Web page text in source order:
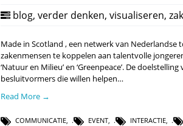
blog, verder denken, visualiseren,
Made in Scotland , een netwerk van
zakenmensen te koppelen aan talentvolle
‘Natuur en Milieu’ en ‘Greenpeace’. De
besluitvormers die willen helpen…
Read More →
COMMUNICATIE, EVENT, INTERACTIE,